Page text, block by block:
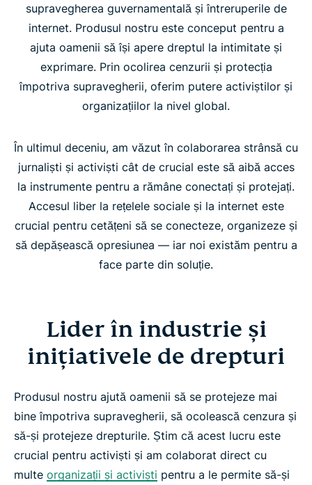
supravegherea guvernamentală și întreruperile de
internet. Produsul nostru este conceput pentru a
ajuta oamenii să își apere dreptul la intimitate și
exprimare. Prin ocolirea cenzurii și protecția
împotriva supravegherii, oferim putere activiștilor și
organizațiilor la nivel global.
În ultimul deceniu, am văzut în colaborarea strânsă cu
jurnaliști și activiști cât de crucial este să aibă acces
la instrumente pentru a rămâne conectați și protejați.
Accesul liber la rețelele sociale și la internet este
crucial pentru cetățeni să se conecteze, organizeze și
să depășească opresiunea — iar noi existăm pentru a
face parte din soluție.
Lider în industrie și
inițiativele de drepturi
Produsul nostru ajută oamenii să se protejeze mai
bine împotriva supravegherii, să ocolească cenzura și
să-și protejeze drepturile. Știm că acest lucru este
crucial pentru activiști și am colaborat direct cu
multe organizații și activiști pentru a le permite să-și